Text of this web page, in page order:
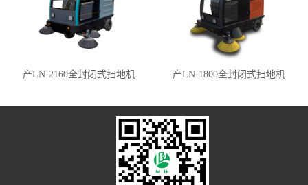
产LN-2160全封闭式扫地机 产LN-1800全封闭式扫地机